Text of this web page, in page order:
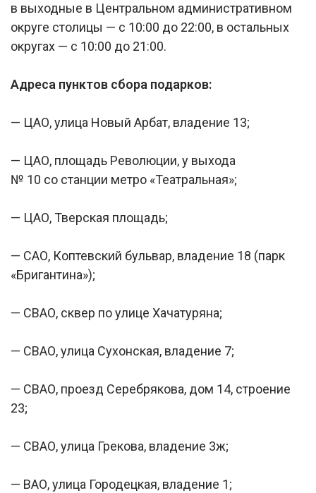
в выходные в Центральном административном
округе столицы — с 10:00 до 22:00, в остальных
округах — с 10:00 до 21:00.
Адреса пунктов сбора подарков:
— ЦАО, улица Новый Арбат, владение 13;
— ЦАО, площадь Революции, у выхода
№ 10 со станции метро «Театральная»;
— ЦАО, Тверская площадь;
— САО, Коптевский бульвар, владение 18 (парк
«Бригантина»);
— СВАО, сквер по улице Хачатуряна;
— СВАО, улица Сухонская, владение 7;
— СВАО, проезд Серебрякова, дом 14, строение
23;
— СВАО, улица Грекова, владение 3ж;
— ВАО, улица Городецкая, владение 1;